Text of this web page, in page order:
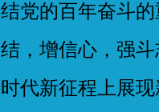
结党的百年奋斗
结，增信心，强
时代新征程上展